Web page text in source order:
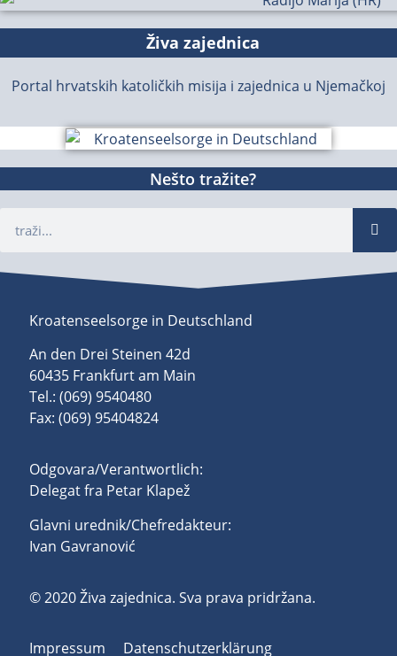
Živa zajednica
Portal hrvatskih katoličkih misija i zajednica u Njemačkoj
Nešto tražite?
Kroatenseelsorge in Deutschland
An den Drei Steinen 42d
60435 Frankfurt am Main
Tel.: (069) 9540480
Fax: (069) 95404824
Odgovara/Verantwortlich:
Delegat fra Petar Klapež
Glavni urednik/Chefredakteur:
Ivan Gavranović
© 2020 Živa zajednica. Sva prava pridržana.
Impressum
Datenschutzerklärung